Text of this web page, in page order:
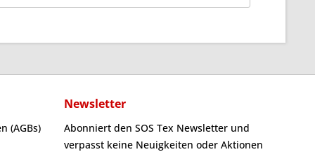
(AGBs)
Newsletter
Abonniert den SOS Tex Newsletter und
verpasst keine Neuigkeiten oder Aktionen